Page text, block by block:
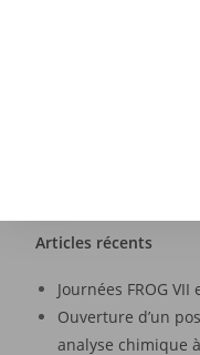
Articles récents
Journées FROG VII
Ouverture d’un
analyse chimique